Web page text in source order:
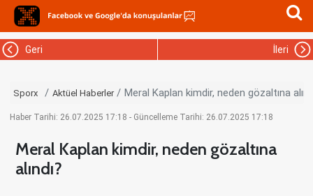
Geri İleri
Sporx Aktüel Haberler Meral Kaplan kimdir, neden gözaltına
Haber Tarihi: 26.07.2025 17:18 - Güncelleme Tarihi: 26.07.2025 17:18
Meral Kaplan kimdir, neden gözaltına
alındı?